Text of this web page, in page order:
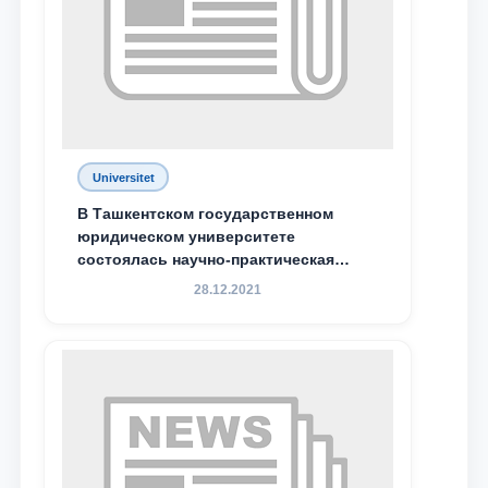
Universitet
В Ташкентском государственном
юридическом университете
состоялась научно-практическая
конференция магистрантов
28.12.2021